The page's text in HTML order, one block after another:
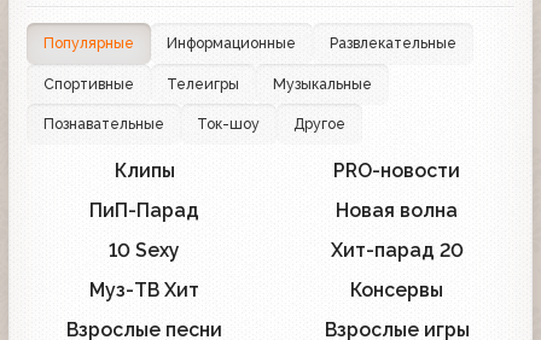
Популярные Информационные Развлекательные
Спортивные Телеигры Музыкальные
Познавательные Ток-шоу Другое
Клипы PRO-новости
ПиП-Парад Новая волна
10 Sexy Хит-парад 20
Муз-ТВ Хит Консервы
Взрослые песни Взрослые игры